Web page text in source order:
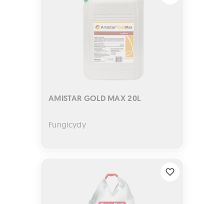
AMISTAR GOLD MAX 20L
Fungicydy